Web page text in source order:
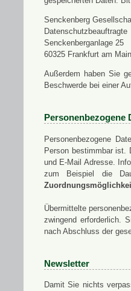
Senckenberg
Datenschutzbeauftragte
Senckenberganlage 25
60325 Frankfurt am Main
Außerdem haben Sie
Beschwerde bei einer
Personenbezogene
Personenbezogene
Person bestimmbar ist.
und E-Mail Adresse.
zum Beispiel die
Übermittelte
zwingend erforderlich.
nach Abschluss der
Newsletter
Damit Sie nichts